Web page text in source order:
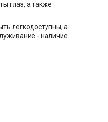
глаз, а также
легкодоступны, а
- наличие